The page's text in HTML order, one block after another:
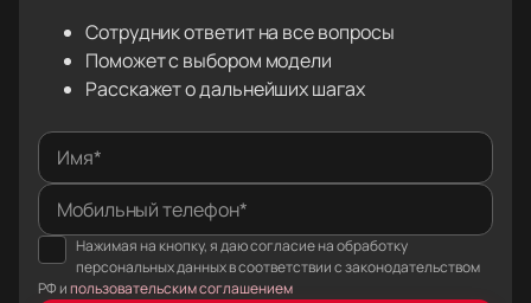
Сотрудник ответит на все вопросы
Поможет с выбором модели
Расскажет о дальнейших шагах
Имя*
Мобильный телефон*
Нажимая на кнопку, я даю согласие на обработку
персональных данных в соответствии с законодательством
РФ ипользовательским соглашением